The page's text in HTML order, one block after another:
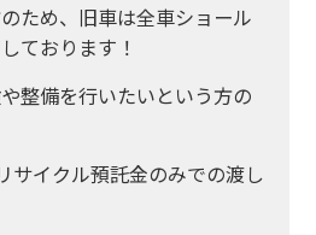
ため、旧車は全車ショール
ております！
整備を行いたいという方の
サイクル預託金のみでの渡し